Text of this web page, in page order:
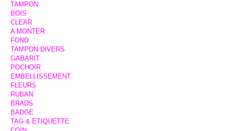
TAMPON
BOIS
CLEAR
A MONTER
FOND
TAMPON DIVERS
GABARIT
POCHOIR
EMBELLISSEMENT
FLEURS
RUBAN
BRADS
BADGE
TAG & ETIQUETTE